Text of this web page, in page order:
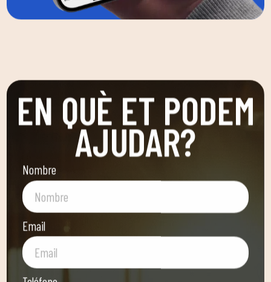
EN QUÈ ET PODEM
AJUDAR?
Nombre
Email